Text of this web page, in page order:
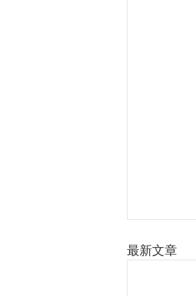
最新文章